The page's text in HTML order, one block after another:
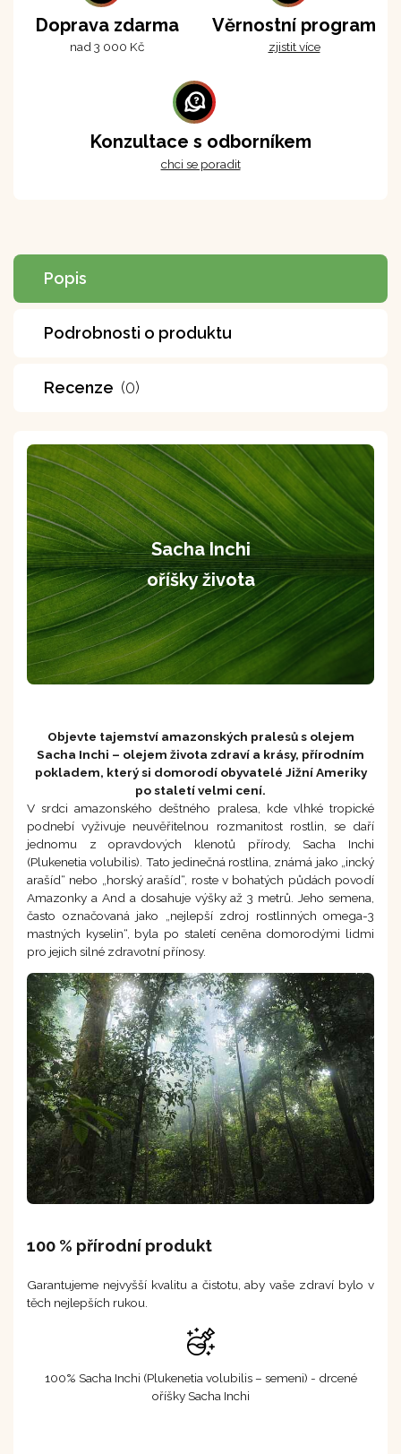
Doprava zdarma
nad 3 000 Kč
Věrnostní program
zjistit více
Konzultace s odborníkem
chci se poradit
Popis
Podrobnosti o produktu
Recenze (0)
Sacha Inchi
oříšky života
Objevte tajemství amazonských pralesů s olejem
Sacha Inchi – olejem života zdraví a krásy, přírodním
pokladem, který si domorodí obyvatelé Jižní Ameriky
po staletí velmi cení.
V srdci amazonského deštného pralesa, kde vlhké tropické
podnebí vyživuje neuvěřitelnou rozmanitost rostlin, se daří
jednomu z opravdových klenotů přírody, Sacha Inchi
(Plukenetia volubilis). Tato jedinečná rostlina, známá jako „incký
arašíd“ nebo „horský arašíd“, roste v bohatých půdách povodí
Amazonky a And a dosahuje výšky až 3 metrů. Jeho semena,
často označovaná jako „nejlepší zdroj rostlinných omega-3
mastných kyselin“, byla po staletí ceněna domorodými lidmi
pro jejich silné zdravotní přínosy.
100 % přírodní produkt
Garantujeme nejvyšší kvalitu a čistotu, aby vaše zdraví bylo v
těch nejlepších rukou.
100% Sacha Inchi (Plukenetia volubilis – semeni) - drcené
oříšky Sacha Inchi